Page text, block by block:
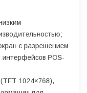
с разрешением
интерфейсов POS-
1024×768),